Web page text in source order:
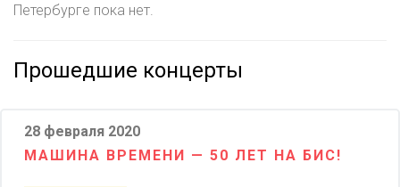
Петербурге пока нет.
Прошедшие концерты
28 февраля 2020
МАШИНА ВРЕМЕНИ — 50 ЛЕТ НА БИС!